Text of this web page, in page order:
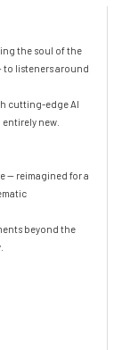
the soul of the
to listeners around
cutting-edge AI
new.
— reimagined for a
beyond the